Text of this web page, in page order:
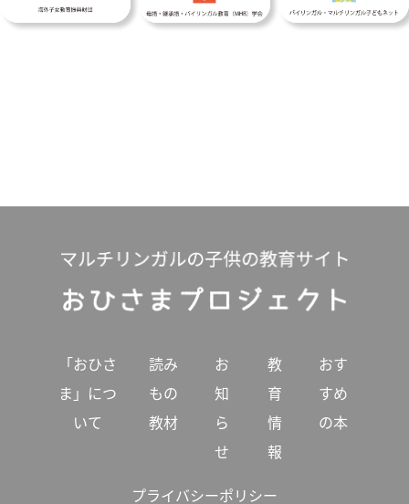
「おひさ
ま」につ
いて
読み
もの
教材
お
知
ら
せ
教
育
情
報
おす
すめ
の本
プライバシーポリシー